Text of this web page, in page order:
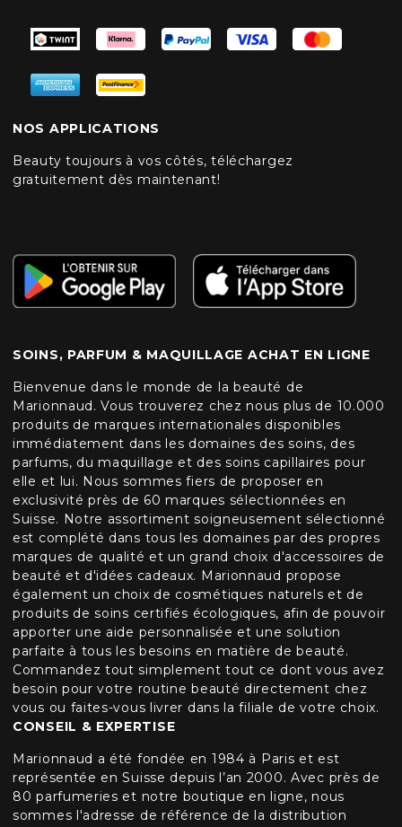
NOS APPLICATIONS
Beauty toujours à vos côtés, téléchargez
gratuitement dès maintenant!
SOINS, PARFUM & MAQUILLAGE ACHAT EN LIGNE
Bienvenue dans le monde de la beauté de
Marionnaud. Vous trouverez chez nous plus de 10.000
produits de marques internationales disponibles
immédiatement dans les domaines des soins, des
parfums, du maquillage et des soins capillaires pour
elle et lui. Nous sommes fiers de proposer en
exclusivité près de 60 marques sélectionnées en
Suisse. Notre assortiment soigneusement sélectionné
est complété dans tous les domaines par des propres
marques de qualité et un grand choix d'accessoires de
beauté et d'idées cadeaux. Marionnaud propose
également un choix de cosmétiques naturels et de
produits de soins certifiés écologiques, afin de pouvoir
apporter une aide personnalisée et une solution
parfaite à tous les besoins en matière de beauté.
Commandez tout simplement tout ce dont vous avez
besoin pour votre routine beauté directement chez
vous ou faites-vous livrer dans la filiale de votre choix.
CONSEIL & EXPERTISE
Marionnaud a été fondée en 1984 à Paris et est
représentée en Suisse depuis l’an 2000. Avec près de
80 parfumeries et notre boutique en ligne, nous
sommes l'adresse de référence de la distribution